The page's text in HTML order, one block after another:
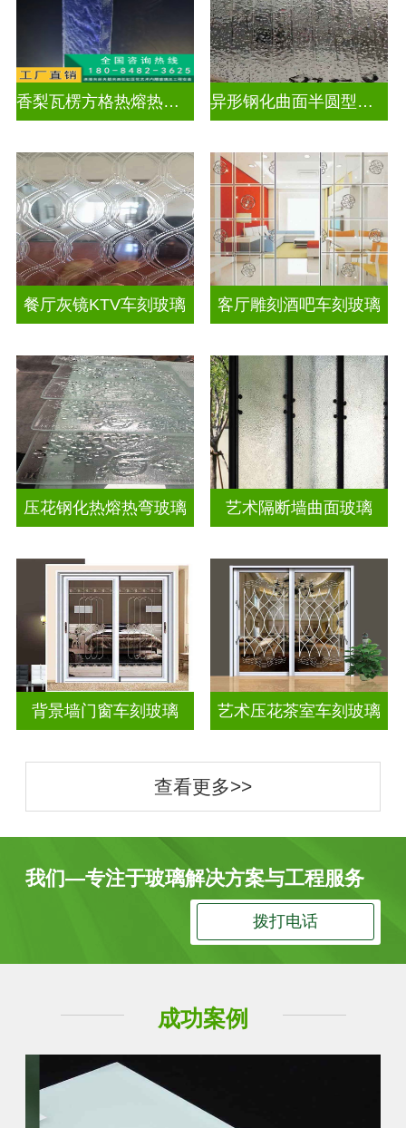
香梨瓦楞方格热熔热弯玻璃 异形钢化曲面半圆型异形弧形玻璃
餐厅灰镜KTV车刻玻璃 客厅雕刻酒吧车刻玻璃
压花钢化热熔热弯玻璃 艺术隔断墙曲面玻璃
背景墙门窗车刻玻璃 艺术压花茶室车刻玻璃
查看更多>>
我们—专注于玻璃解决方案与工程服务
拨打电话
成功案例